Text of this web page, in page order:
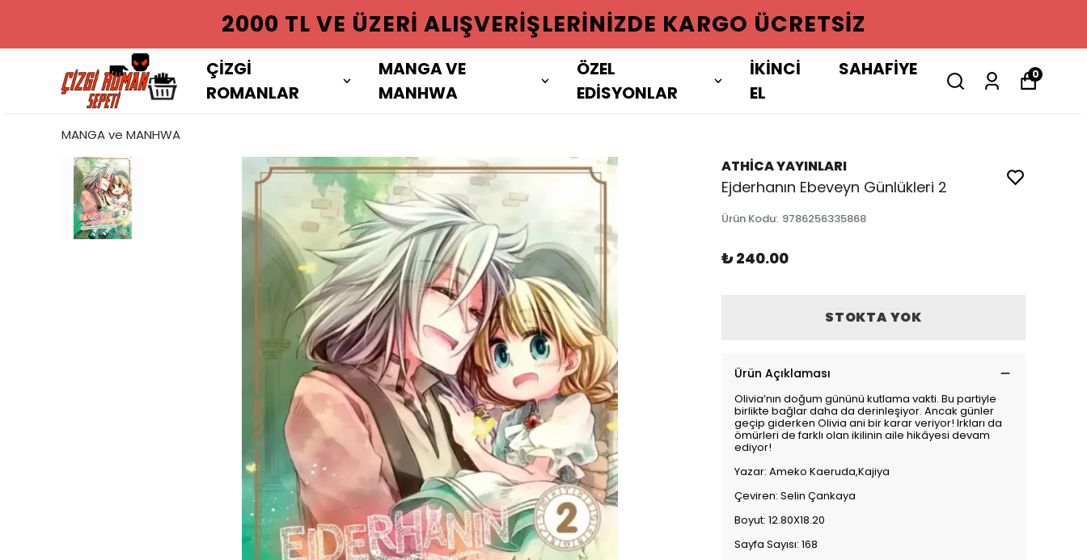
2000 TL VE ÜZERI ALIŞVERIŞLERINIZDE KARGO ÜCRETSIZ
ÇİZGİ
ROMANLAR
MANGA VE
MANHWA
ÖZEL
EDİSYONLAR
İKİNCİ
EL
SAHAFİYE 0
MANGA ve MANHWA
ATHİCA YAYINLARI
Ejderhanın Ebeveyn Günlükleri 2
Ürün Kodu: 9786256335868
₺ 240.00
STOKTA YOK
Ürün Açıklaması
Olivia’nın doğum gününü kutlama vakti. Bu partiyle
birlikte bağlar daha da derinleşiyor. Ancak günler
geçip giderken Olivia ani bir karar veriyor! Irkları da
ömürleri de farklı olan ikilinin aile hikâyesi devam
ediyor!
Yazar: Ameko Kaeruda,Kajiya
Çeviren: Selin Çankaya
Boyut: 12.80X18.20
Sayfa Sayısı: 168